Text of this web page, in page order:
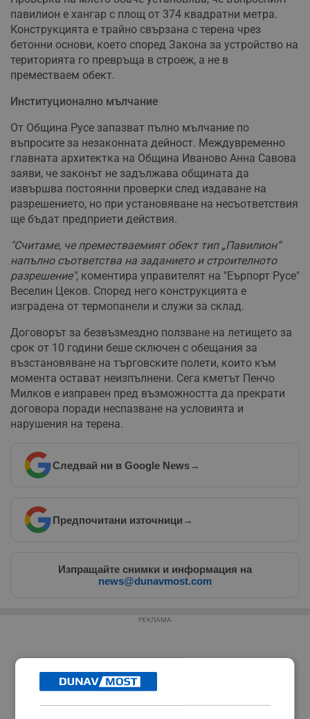
павилион е хангар с площ от 374 квадратни метра.
Конструкцията е трайно свързана с терена чрез
бетонни основи, което според Закона за устройство на
територията го превръща в строеж, а не в
преместваем обект.
Институционално мълчание
От Община Русе запазват пълно мълчание по
въпросите за незаконната дейност. Междувременно
главната архитектка на Община Иваново Анна Савова
заяви, че законът не задължава общината да
извършва постоянни проверки след издаване на
разрешението, но при установяване на несъответствия
ще бъдат предприети действия.
"Считаме, че преместваемият обект тип „Павилион“
напълно съответства на заданието и строителното
разрешение", коментира управителят на "Еърпорт Русе"
Веселин Цеков. Според него конструкцията е
изградена от термопанели и служи за склад.
Договорът за безвъзмездно ползване на летището за
срок от 10 години беше сключен с обещания за
възстановяване на търговските полети, които към
момента остават неизпълнени. Сега кметът Пенчо
Милков е изправен пред възможността да прекрати
договора поради неспазване на условията и
нарушения на терена.
Следвай ни в Google News→
Предпочитани източници →
Изпращайте снимки и информация на
news@dunavmost.com
РЕКЛАМА